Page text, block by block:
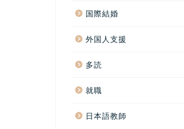
国際結婚
外国人支援
多読
就職
日本語教師